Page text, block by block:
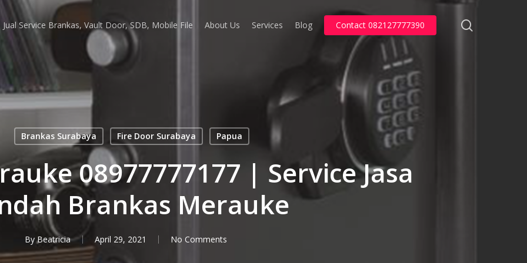
Jual Service Brankas, Vault Door, SDB, Mobile File About Us Services Blog Contact 082127777390
Brankas Surabaya Fire Door Surabaya Papua
08977777177 | Service Jasa
Brankas Merauke
By Beatricia April 29, 2021 No Comments